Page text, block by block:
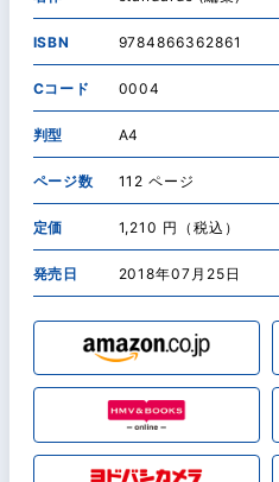
ISBN 9784866362861
Cコード 0004
判型 A4
ページ数 112 ページ
定価 1,210 円（税込）
発売日 2018年07月25日